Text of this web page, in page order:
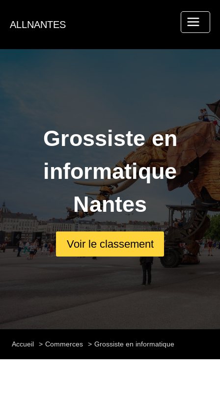
contenu
ALLNANTES
Grossiste en
informatique
Nantes
Voir le classement
Accueil Commerces Grossiste en informatique